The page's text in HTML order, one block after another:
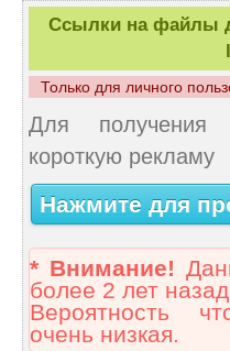
Ссылки на файлы
Только для личного
Для получения
короткую рекламу
Нажмите для
* Внимание!
более 2 лет
Вероятность
очень низкая.